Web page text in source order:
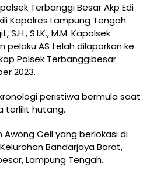
Terbanggi Besar Akp Edi
Kapolres Lampung Tengah
S.H., S.I.K., M.M. Kapolsek
AS telah dilaporkan ke
Polsek Terbanggibesar
2023.
peristiwa bermula saat
terlilit hutang.
Awong Cell yang berlokasi di
Bandarjaya Barat,
Lampung Tengah.